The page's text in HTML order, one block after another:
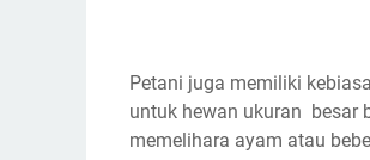
Petani juga memiliki
untuk hewan ukuran besar
memelihara ayam atau